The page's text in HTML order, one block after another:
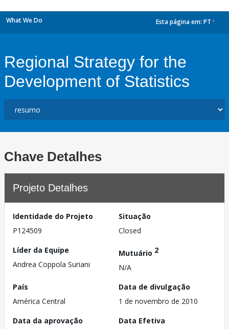
What We Do Esta página em: PT
Regional Strategy for the
Development of Statistics
Chave Detalhes
Projeto Detalhes
Identidade do Projeto
P124509
Situação
Closed
Líder da Equipe
Andrea Coppola Suriani
Mutuário 2
N/A
País
América Central
Data de divulgação
1 de novembro de 2010
Data da aprovação
Data Efetiva